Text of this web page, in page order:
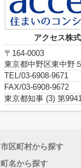
アクセス株
〒164-0003
東京都中野区東中野
TEL/03-6908-9671
FAX/03-6908-9672
東京都知事 (3) 第
市区町村から探す
町名から探す